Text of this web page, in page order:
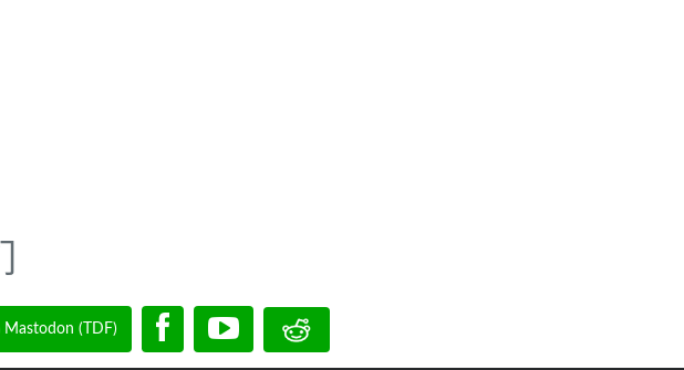
Mastodon (TDF)